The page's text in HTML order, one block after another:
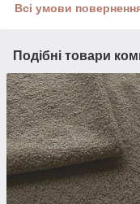
Всі умови
Подібні товари